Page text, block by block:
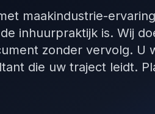
maakindustrie-
inhuurpraktijk is. Wij
zonder vervolg. U
die uw traject leidt.